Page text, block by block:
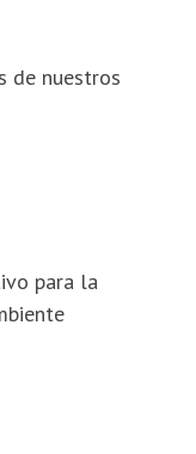
de nuestros
para la